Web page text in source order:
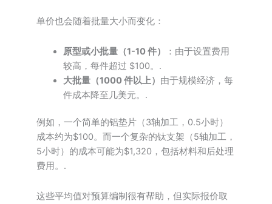
单价也会随着批量大小而变化：
原型或小批量（1-10 件）
：由于设置费用
较高，每件超过 $100。.
大批量（1000 件以上） 由于规模经济，每
件成本降至几美元。.
例如，一个简单的铝垫片（3轴加工，0.5小时）
成本约为$100。而一个复杂的钛支架（5轴加工，
5小时）的成本可能为$1,320，包括材料和后处理
费用。.
这些平均值对预算编制很有帮助，但实际报价取